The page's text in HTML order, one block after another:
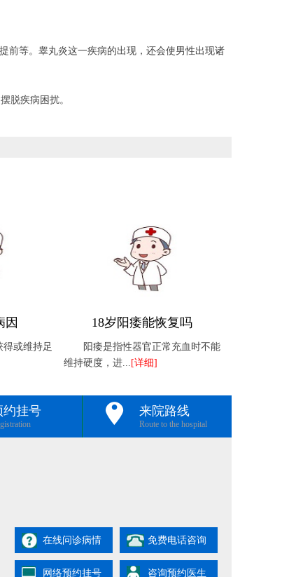
前等。睾丸炎这一疾病的出现，还会使男性出现诸
脱疾病困扰。
因
得或维持足
18岁阳痿能恢复吗
阳痿是指性器官正常充血时不能
维持硬度，进... [详细]
约挂号 来院路线
Route to the hospital
在线问诊病情 免费电话咨询
网络预约挂号 咨询预约医生